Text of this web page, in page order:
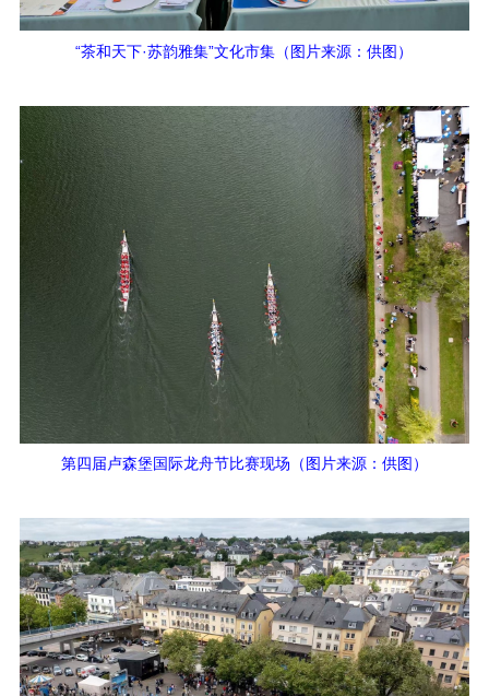
“茶和天下·苏韵雅集”文化市集（图片来源：供图）
第四届卢森堡国际龙舟节比赛现场（图片来源：供图）